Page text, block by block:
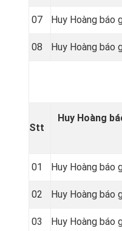
07 Huy Hoàng báo
08 Huy Hoàng báo
Stt
Huy Hoàng
01 Huy Hoàng báo
02 Huy Hoàng báo
03 Huy Hoàng báo